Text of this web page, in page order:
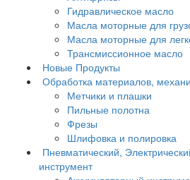
Гидравлическое масло
Масла моторные для
Масла моторные для
Трансмиссионное масло
Новые Продукты
Обработка материалов,
Метчики и плашки
Пильные полотна
Фрезы
Шлифовка и полировка
Пневматический,
инструмент